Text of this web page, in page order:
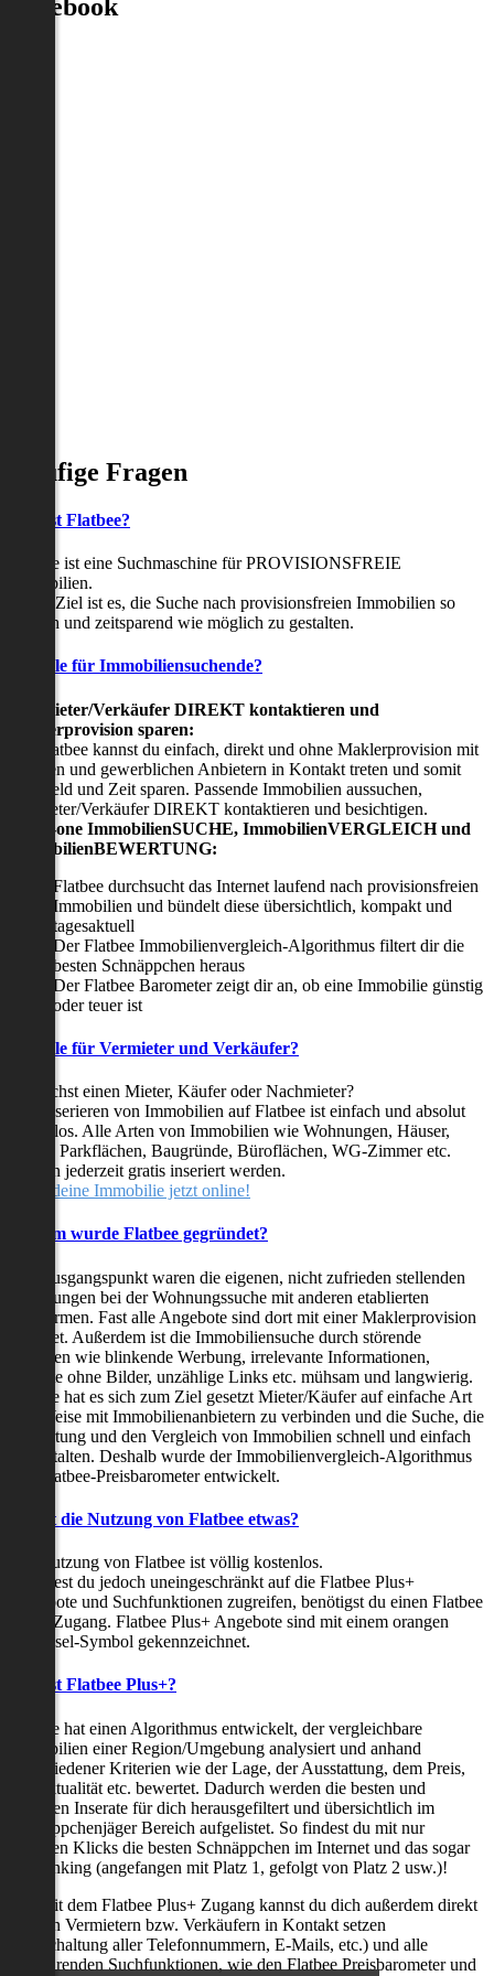
Facebook
Häufige Fragen
Was ist Flatbee?
Flatbee ist eine Suchmaschine für PROVISIONSFREIE
Immobilien.
Unser Ziel ist es, die Suche nach provisionsfreien Immobilien so
einfach und zeitsparend wie möglich zu gestalten.
Vorteile für Immobiliensuchende?
Viermieter/Verkäufer DIREKT kontaktieren und
Maklerprovision sparen:
Mit Flatbee kannst du einfach, direkt und ohne Maklerprovision mit
privaten und gewerblichen Anbietern in Kontakt treten und somit
viel Geld und Zeit sparen. Passende Immobilien aussuchen,
Vermieter/Verkäufer DIREKT kontaktieren und besichtigen.
All-in-one ImmobilienSUCHE, ImmobilienVERGLEICH und
ImmobilienBEWERTUNG:
Flatbee durchsucht das Internet laufend nach provisionsfreien
Immobilien und bündelt diese übersichtlich, kompakt und
tagesaktuell
Der Flatbee Immobilienvergleich-Algorithmus filtert dir die
besten Schnäppchen heraus
Der Flatbee Barometer zeigt dir an, ob eine Immobilie günstig
oder teuer ist
Vorteile für Vermieter und Verkäufer?
Du suchst einen Mieter, Käufer oder Nachmieter?
Das Inserieren von Immobilien auf Flatbee ist einfach und absolut
kostenlos. Alle Arten von Immobilien wie Wohnungen, Häuser,
Villen, Parkflächen, Baugründe, Büroflächen, WG-Zimmer etc.
können jederzeit gratis inseriert werden.
Stelle deine Immobilie jetzt online!
Warum wurde Flatbee gegründet?
Der Ausgangspunkt waren die eigenen, nicht zufrieden stellenden
Erfahrungen bei der Wohnungssuche mit anderen etablierten
Plattformen. Fast alle Angebote sind dort mit einer Maklerprovision
behaftet. Außerdem ist die Immobiliensuche durch störende
Faktoren wie blinkende Werbung, irrelevante Informationen,
Inserate ohne Bilder, unzählige Links etc. mühsam und langwierig.
Flatbee hat es sich zum Ziel gesetzt Mieter/Käufer auf einfache Art
und Weise mit Immobilienanbietern zu verbinden und die Suche, die
Bewertung und den Vergleich von Immobilien schnell und einfach
zu gestalten. Deshalb wurde der Immobilienvergleich-Algorithmus
und Flatbee-Preisbarometer entwickelt.
Kostet die Nutzung von Flatbee etwas?
Die Nutzung von Flatbee ist völlig kostenlos.
Möchtest du jedoch uneingeschränkt auf die Flatbee Plus+
Angebote und Suchfunktionen zugreifen, benötigst du einen Flatbee
Plus+ Zugang. Flatbee Plus+ Angebote sind mit einem orangen
Schlüssel-Symbol gekennzeichnet.
Was ist Flatbee Plus+?
Flatbee hat einen Algorithmus entwickelt, der vergleichbare
Immobilien einer Region/Umgebung analysiert und anhand
verschiedener Kriterien wie der Lage, der Ausstattung, dem Preis,
der Aktualität etc. bewertet. Dadurch werden die besten und
neuesten Inserate für dich herausgefiltert und übersichtlich im
Schnäppchenjäger Bereich aufgelistet. So findest du mit nur
wenigen Klicks die besten Schnäppchen im Internet und das sogar
als Ranking (angefangen mit Platz 1, gefolgt von Platz 2 usw.)!
Nur mit dem Flatbee Plus+ Zugang kannst du dich außerdem direkt
mit den Vermietern bzw. Verkäufern in Kontakt setzen
(Freischaltung aller Telefonnummern, E-Mails, etc.) und alle
zeitsparenden Suchfunktionen, wie den Flatbee Preisbarometer und